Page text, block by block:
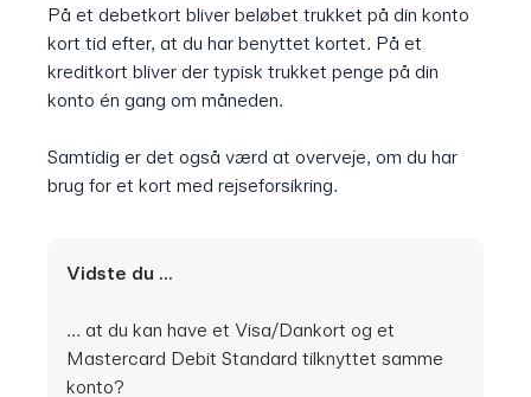
På et debetkort bliver beløbet trukket på din konto
kort tid efter, at du har benyttet kortet. På et
kreditkort bliver der typisk trukket penge på din
konto én gang om måneden.
Samtidig er det også værd at overveje, om du har
brug for et kort med rejseforsikring.
Vidste du ...
... at du kan have et Visa/Dankort og et
Mastercard Debit Standard tilknyttet samme
konto?